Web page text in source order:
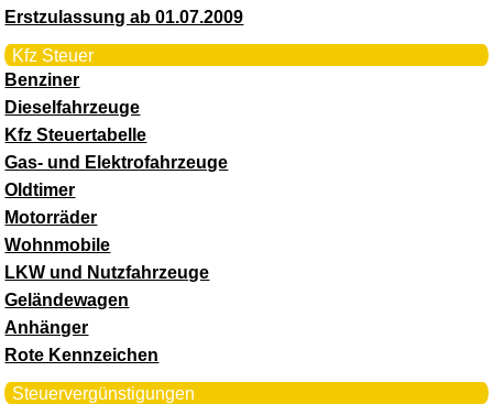
Erstzulassung ab 01.07.2009
Kfz Steuer
Benziner
Dieselfahrzeuge
Kfz Steuertabelle
Gas- und Elektrofahrzeuge
Oldtimer
Motorräder
Wohnmobile
LKW und Nutzfahrzeuge
Geländewagen
Anhänger
Rote Kennzeichen
Steuervergünstigungen